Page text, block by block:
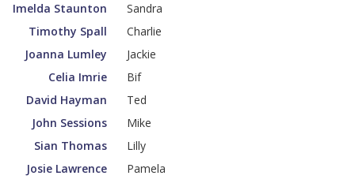
Imelda Staunton
Sandra
Timothy Spall
Charlie
Joanna Lumley
Jackie
Celia Imrie
Bif
David Hayman
Ted
John Sessions
Mike
Sian Thomas
Lilly
Josie Lawrence
Pamela